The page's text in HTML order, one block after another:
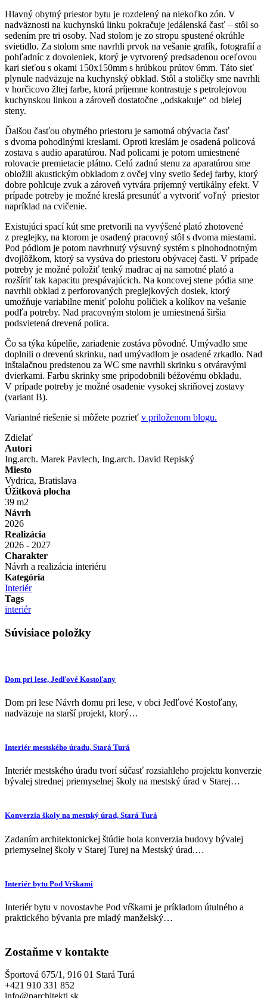
Hlavný obytný priestor bytu je rozdelený na niekoľko zón. V
nadväznosti na kuchynskú linku pokračuje jedálenská časť – stôl so
sedením pre tri osoby. Nad stolom je zo stropu spustené okrúhle
svietidlo. Za stolom sme navrhli prvok na vešanie grafík, fotografií a
pohľadníc z dovoleniek, ktorý je vytvorený predsadenou oceľovou
kari sieťou s okami 150x150mm s hrúbkou prútov 6mm. Táto sieť
plynule nadväzuje na kuchynský obklad. Stôl a stoličky sme navrhli
v horčicovo žltej farbe, ktorá príjemne kontrastuje s petrolejovou
kuchynskou linkou a zároveň dostatočne „odskakuje“ od bielej
steny.
Ďalšou časťou obytného priestoru je samotná obývacia časť
s dvoma pohodlnými kreslami. Oproti kreslám je osadená policová
zostava s audio aparatúrou. Nad policami je potom umiestnené
rolovacie premietacie plátno. Celú zadnú stenu za aparatúrou sme
obložili akustickým obkladom z ovčej vlny svetlo šedej farby, ktorý
dobre pohlcuje zvuk a zároveň vytvára príjemný vertikálny efekt. V
prípade potreby je možné kreslá presunúť a vytvoriť voľný priestor
napríklad na cvičenie.
Existujúci spací kút sme pretvorili na vyvýšené plató zhotovené
z preglejky, na ktorom je osadený pracovný stôl s dvoma miestami.
Pod pódiom je potom navrhnutý výsuvný systém s plnohodnotným
dvojlôžkom, ktorý sa vysúva do priestoru obývacej časti. V prípade
potreby je možné položiť tenký madrac aj na samotné plató a
rozšíriť tak kapacitu prespávajúcich. Na koncovej stene pódia sme
navrhli obklad z perforovaných preglejkových dosiek, ktorý
umožňuje variabilne meniť polohu poličiek a kolíkov na vešanie
podľa potreby. Nad pracovným stolom je umiestnená širšia
podsvietená drevená polica.
Čo sa týka kúpelňe, zariadenie zostáva pôvodné. Umývadlo sme
doplnili o drevenú skrinku, nad umývadlom je osadené zrkadlo. Nad
inštalačnou predstenou za WC sme navrhli skrinku s otváravými
dvierkami. Farbu skrinky sme pripodobnili béžovému obkladu.
V prípade potreby je možné osadenie vysokej skriňovej zostavy
(variant B).
Variantné riešenie si môžete pozrieť v priloženom blogu.
Zdielať
Autori
Ing.arch. Marek Pavlech, Ing.arch. David Repiský
Miesto
Vydrica, Bratislava
Úžitková plocha
39 m2
Návrh
2026
Realizácia
2026 - 2027
Charakter
Návrh a realizácia interiéru
Kategória
Interiér
Tags
interiér
Súvisiace položky
Dom pri lese, Jedľové Kostoľany
Dom pri lese Návrh domu pri lese, v obci Jedľové Kostoľany,
nadväzuje na starší projekt, ktorý…
Interiér mestského úradu, Stará Turá
Interiér mestského úradu tvorí súčasť rozsiahleho projektu konverzie
bývalej strednej priemyselnej školy na mestský úrad v Starej…
Konverzia školy na mestský úrad, Stará Turá
Zadaním architektonickej štúdie bola konverzia budovy bývalej
priemyselnej školy v Starej Turej na Mestský úrad.…
Interiér bytu Pod Vrškami
Interiér bytu v novostavbe Pod vŕškami je príkladom útulného a
praktického bývania pre mladý manželský…
Zostaňme v kontakte
Športová 675/1, 916 01 Stará Turá
+421 910 331 852